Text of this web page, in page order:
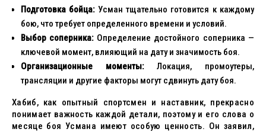
Подготовка бойца:Усман тщательно готовится к каждому
бою, что требует определенного времени и условий.
Выбор соперника:Определение достойного соперника —
ключевой момент, влияющий на дату и значимость боя.
Организационные моменты:Локация, промоутеры,
трансляции и другие факторы могут сдвинуть дату боя.
Хабиб, как опытный спортсмен и наставник, прекрасно
понимает важность каждой детали, поэтому и его слова о
месяце боя Усмана имеют особую ценность. Он заявил,